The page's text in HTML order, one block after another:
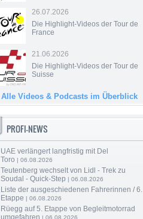
26.07.2026
Die Highlight-Videos der Tour de
France
21.06.2026
Die Highlight-Videos der Tour de
Suisse
Alle Videos & Podcasts im Überblick
PROFI-NEWS
UAE verlängert langfristig mit Del
Toro | 06.08.2026
Teutenberg wechselt von Lidl - Trek zu
Soudal - Quick-Step | 06.08.2026
Liste der ausgeschiedenen Fahrerinnen / 6.
Etappe | 06.08.2026
Rüegg auf 5. Etappe von Begleitmotorrad